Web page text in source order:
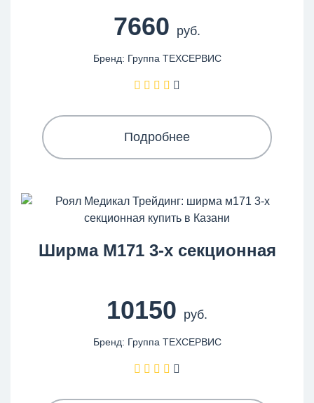
7660 руб.
Бренд: Группа ТЕХСЕРВИС
Подробнее
Ширма М171 3-х секционная
10150 руб.
Бренд: Группа ТЕХСЕРВИС